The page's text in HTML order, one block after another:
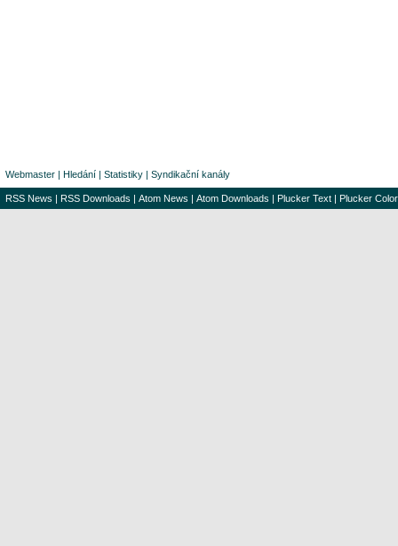
Webmaster | Hledání | Statistiky | Syndikační kanály
RSS News | RSS Downloads | Atom News | Atom Downloads | Plucker Text | Plucker Color